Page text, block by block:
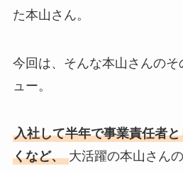
た本山さん。
今回は、そんな本山さんの
ュー。
入社して半年で事業責任者
くなど、大活躍の本山さん